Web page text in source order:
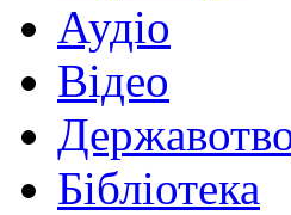
Аудіо
Відео
Бібліотека